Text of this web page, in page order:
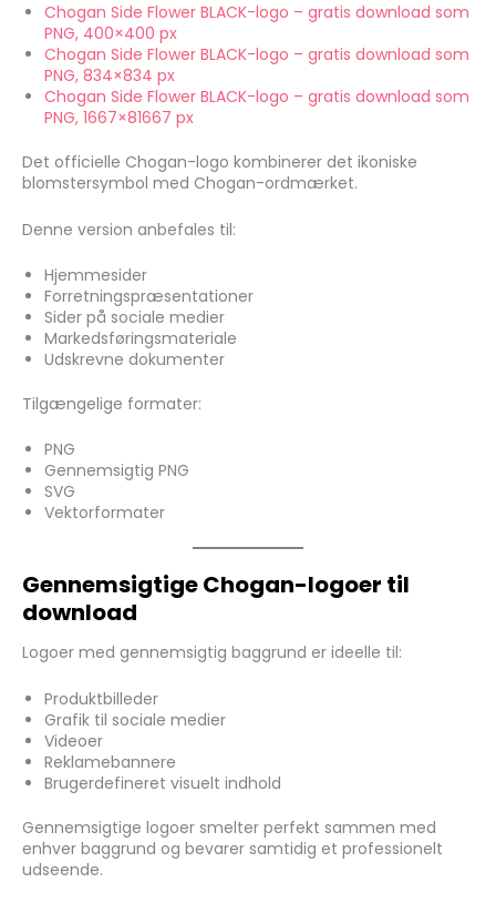
Chogan Side Flower BLACK-logo – gratis download som
PNG, 400×400 px
Chogan Side Flower BLACK-logo – gratis download som
PNG, 834×834 px
Chogan Side Flower BLACK-logo – gratis download som
PNG, 1667×81667 px
Det officielle Chogan-logo kombinerer det ikoniske
blomstersymbol med Chogan-ordmærket.
Denne version anbefales til:
Hjemmesider
Forretningspræsentationer
Sider på sociale medier
Markedsføringsmateriale
Udskrevne dokumenter
Tilgængelige formater:
PNG
Gennemsigtig PNG
SVG
Vektorformater
Gennemsigtige Chogan-logoer til
download
Logoer med gennemsigtig baggrund er ideelle til:
Produktbilleder
Grafik til sociale medier
Videoer
Reklamebannere
Brugerdefineret visuelt indhold
Gennemsigtige logoer smelter perfekt sammen med
enhver baggrund og bevarer samtidig et professionelt
udseende.